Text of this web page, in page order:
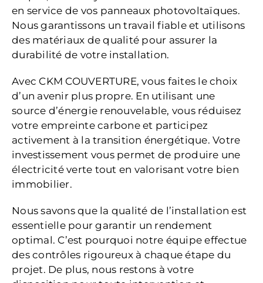
en service de vos panneaux photovoltaïques.
Nous garantissons un travail fiable et utilisons
des matériaux de qualité pour assurer la
durabilité de votre installation.
Avec CKM COUVERTURE, vous faites le choix
d’un avenir plus propre. En utilisant une
source d’énergie renouvelable, vous réduisez
votre empreinte carbone et participez
activement à la transition énergétique. Votre
investissement vous permet de produire une
électricité verte tout en valorisant votre bien
immobilier.
Nous savons que la qualité de l’installation est
essentielle pour garantir un rendement
optimal. C’est pourquoi notre équipe effectue
des contrôles rigoureux à chaque étape du
projet. De plus, nous restons à votre